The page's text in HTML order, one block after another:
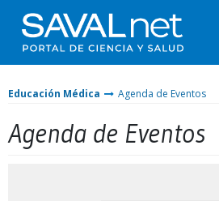
Educación Médica Agenda de Eventos
Agenda de Eventos